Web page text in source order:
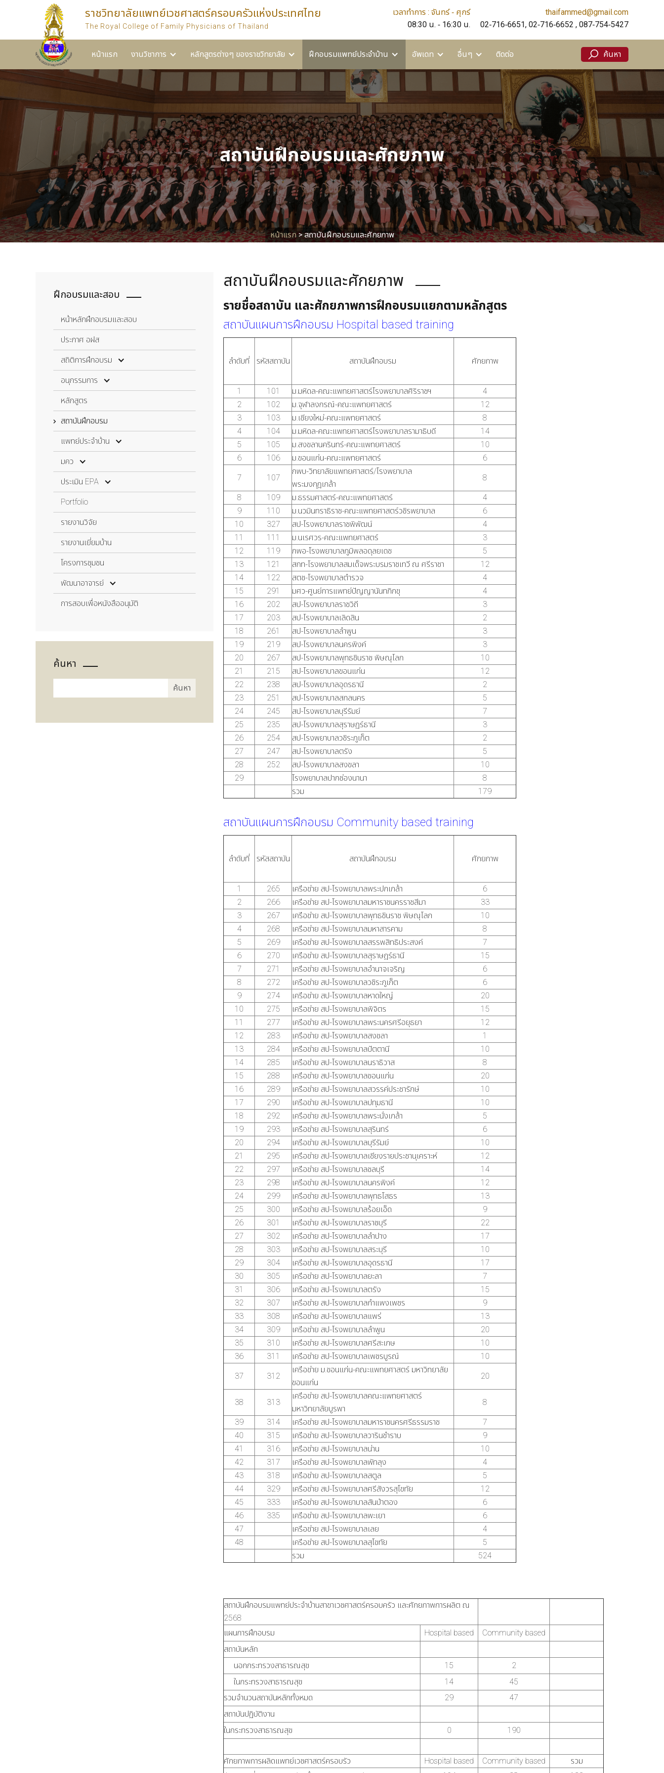
ราชวิทยาลัยแพทย์เวชศาสตร์ครอบครัวแห่งประเทศไทย
The Royal College of Family Physicians of Thailand
เวลาทำการ : จันทร์ - ศุกร์
08:30 น. - 16:30 น.
thaifammed@gmail.com
02-716-6651, 02-716-6652 , 087-754-5427
หน้าแรก งานวิชาการ หลักสูตรต่างๆ ของราชวิทยาลัย ฝึกอบรมแพทย์ประจำบ้าน อัพเดท อื่นๆ ติดต่อ ค้นหา
หน้าแรก งานวิชาการ หลักสูตรต่างๆ ของราชวิทยาลัย ฝึกอบรมแพทย์ประจำบ้าน อื่นๆ ติดต่อ ค้นหา
สถาบันฝึกอบรมและศักยภาพ
หน้าแรก>สถาบันฝึกอบรมและศักยภาพ
ฝึกอบรมและสอบ
หน้าหลักฝึกอบรมและสอบ
ประกาศ อฝส
สถิติการฝึกอบรม
จำนวนผู้ฝึกอบรม
อนุกรรมการ
อนุกรรมการ
จัดการสอบ
ตรวจงาน
หลักสูตร
สถาบันฝึกอบรม
แพทย์ประจำบ้าน
ปี 1
ปี 2
มคว
มคว
ที่ปรึกษา MedEd
มคว 1
ประเมิน EPA
ประเมิน EPA
EPA 1
EPA 2
EPA 5
EPA 7
Portfolio
รายงานวิจัย
รายงานเยี่ยมบ้าน
โครงการชุมชน
พัฒนาอาจารย์
พัฒนาอาจารย์
รายชื่อผู้มี C10
รายชื่อผู้มีตำแหน่งวิชาการ
การสอบเพื่อหนังสืออนุมัติ
ค้นหา
สถาบันฝึกอบรมและศักยภาพ
รายชื่อสถาบัน และศักยภาพการฝึกอบรมแยกตามหลักสูตร
สถาบันแผนการฝึกอบรม Hospital based training
ลำดับที่ รหัสสถาบัน สถาบันฝึกอบรม ศักยภาพ
1 101 ม.มหิดล-คณะแพทยศาสตร์โรงพยาบาลศิริราชฯ
4
2
102 ม.จุฬาลงกรณ์-คณะแพทยศาสตร์
12
3
103 ม.เชียงใหม่-คณะแพทยศาสตร์
8
4
104 ม.มหิดล-คณะแพทยศาสตร์โรงพยาบาลรามาธิบดี
14
5
105 ม.สงขลานครินทร์-คณะแพทยศาสตร์
10
6
106 ม.ขอนแก่น-คณะแพทยศาสตร์
6
7
107
กพบ-วิทยาลัยแพทยศาสตร์/โรงพยาบาล
พระมงกุฎเกล้า
8
8
109 ม.ธรรมศาสตร์-คณะแพทยศาสตร์
4
9
110 ม.นวมินทราธิราช-คณะแพทยศาสตร์วชิรพยาบาล
6
10
327 สป-โรงพยาบาลราชพิพัฒน์
4
11
111 ม.นเรศวร-คณะแพทยศาสตร์
3
12
119 กพอ-โรงพยาบาลภูมิพลอดุลยเดช
5
13
121 สกท-โรงพยาบาลสมเด็จพระบรมราชเทวี ณ ศรีราชา
12
14
122 สตช-โรงพยาบาลตำรวจ
4
15
291 มศว-ศูนย์การแพทย์ปัญญานันทภิกขุ
4
16
202 สป-โรงพยาบาลราชวิถี
3
17
203 สป-โรงพยาบาลเลิดสิน
2
18
261 สป-โรงพยาบาลลำพูน
3
19
219 สป-โรงพยาบาลนครพิงค์
3
20
267 สป-โรงพยาบาลพุทธชินราช พิษณุโลก
10
21
215 สป-โรงพยาบาลขอนแก่น
12
22
238 สป-โรงพยาบาลอุดรธานี
2
23
251 สป-โรงพยาบาลสกลนคร
5
24
245 สป-โรงพยาบาลบุรีรัมย์
7
25
235 สป-โรงพยาบาลสุราษฏร์ธานี
3
26
254 สป-โรงพยาบาลวชิระภูเก็ต
2
27
247 สป-โรงพยาบาลตรัง
5
28
252 สป-โรงพยาบาลสงขลา
10
29
โรงพยาบาลปากช่องนานา
8
รวม
179
สถาบันแผนการฝึกอบรม Community based training
ลำดับที่ รหัสสถาบัน สถาบันฝึกอบรม ศักยภาพ
1 265 เครือข่าย สป-โรงพยาบาลพระปกเกล้า
6
2
266 เครือข่าย สป-โรงพยาบาลมหาราชนครราชสีมา
33
3
267 เครือข่าย สป-โรงพยาบาลพุทธชินราช พิษณุโลก
10
4
268 เครือข่าย สป-โรงพยาบาลมหาสารคาม
8
5
269 เครือข่าย สป-โรงพยาบาลสรรพสิทธิประสงค์
7
6
270 เครือข่าย สป-โรงพยาบาลสุราษฎร์ธานี
15
7
271 เครือข่าย สป-โรงพยาบาลอำนาจเจริญ
6
8
272 เครือข่าย สป-โรงพยาบาลวชิระกูเก็ต
6
9
274 เครือข่าย สป-โรงพยาบาลหาดใหญ่
20
10
275 เครือข่าย สป-โรงพยาบาลพิจิตร
15
11
277 เครือข่าย สป-โรงพยาบาลพระนครศรีอยุธยา
12
12
283 เครือข่าย สป-โรงพยาบาลสงขลา
1
13
284 เครือข่าย สป-โรงพยาบาลปัตตานี
10
14
285 เครือข่าย สป-โรงพยาบาลนราธิวาส
8
15
288 เครือข่าย สป-โรงพยาบาลขอนแก่น
20
16
289 เครือข่าย สป-โรงพยาบาลสวรรค์ประชารักษ์
10
17
290 เครือข่าย สป-โรงพยาบาลปทุมธานี
10
18
292 เครือข่าย สป-โรงพยาบาลพระนั่งเกล้า
5
19
293 เครือข่าย สป-โรงพยาบาลสุรินทร์
6
20
294 เครือข่าย สป-โรงพยาบาลบุรีรัมย์
10
21
295 เครือข่าย สป-โรงพยาบาลเชียงรายประชานุเคราะห์
12
22
297 เครือข่าย สป-โรงพยาบาลชลบุรี
14
23
298 เครือข่าย สป-โรงพยาบาลนครพิงค์
12
24
299 เครือข่าย สป-โรงพยาบาลพุทธโสธร
13
25
300 เครือข่าย สป-โรงพยาบาลร้อยเอ็ด
9
26
301 เครือข่าย สป-โรงพยาบาลราชบุรี
22
27
302 เครือข่าย สป-โรงพยาบาลลำปาง
17
28
303 เครือข่าย สป-โรงพยาบาลสระบุรี
10
29
304 เครือข่าย สป-โรงพยาบาลอุดรธานี
17
30
305 เครือข่าย สป-โรงพยาบาลยะลา
7
31
306 เครือข่าย สป-โรงพยาบาลตรัง
15
32
307 เครือข่าย สป-โรงพยาบาลกำแพงเพชร
9
33
308 เครือข่าย สป-โรงพยาบาลแพร่
13
34
309 เครือข่าย สป-โรงพยาบาลลำพูน
20
35
310 เครือข่าย สป-โรงพยาบาลศรีสะเกษ
10
36
311 เครือข่าย สป-โรงพยาบาลเพชรบูรณ์
10
37
312
เครือข่าย ม.ขอนแก่น-คณะแพทยศาสตร์ มหาวิทยาลัย
ขอนแก่น
20
38 313
เครือข่าย สป-โรงพยาบาลคณะแพทยศาสตร์
มหาวิทยาลัยบูรพา
8
39
314 เครือข่าย สป-โรงพยาบาลมหาราชนครศรีธรรมราช
7
40
315 เครือข่าย สป-โรงพยาบาลวารินชำราบ
9
41
316 เครือข่าย สป-โรงพยาบาลน่าน
10
42
317 เครือข่าย สป-โรงพยาบาลพัทลุง
4
43
318 เครือข่าย สป-โรงพยาบาลสตูล
5
44
329 เครือข่าย สป-โรงพยาบาลศรีสังวรสุโขทัย
12
45
333 เครือข่าย สป-โรงพยาบาลสันป่าตอง
6
46
335 เครือข่าย สป-โรงพยาบาลพะเยา
6
47
เครือข่าย สป-โรงพยาบาลเลย
4
48
เครือข่าย สป-โรงพยาบาลสุโขทัย
5
รวม
524
สถาบันฝึกอบรมแพทย์ประจำบ้านสาขาเวชศาสตร์ครอบครัว และศักยภาพการผลิต ณ
2568
แผนการฝึกอบรม
Hospital based
Community based
สถาบันหลัก
นอกกระทรวงสาธารณสุข
15
2
ในกระทรวงสาธารณสุข
14
45
รวมจำนวนสถาบันหลักทั้งหมด
29
47
สถาบันปฏิบัติงาน
ในกระทรวงสาธารณสุข
0 190
ศักยภาพการผลิดแพทย์เวชศาสตร์ครอบรัว Hospital based Community based
รวม